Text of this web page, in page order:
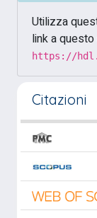
Utilizza
link a
https://
Citazioni